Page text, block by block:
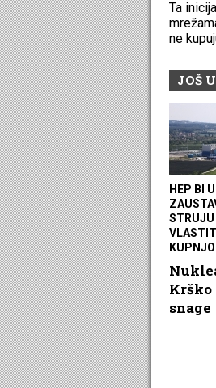
Ta
ne
JOŠ
HEP BI
STRUJU
Krško
snage